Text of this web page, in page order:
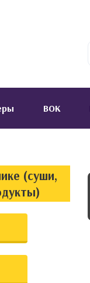
ВОК
(суши,